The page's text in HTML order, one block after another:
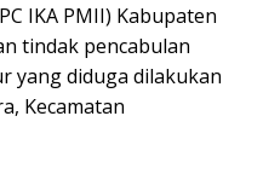
IKA PMII) Kabupaten
tindak pencabulan
yang diduga dilakukan
Kecamatan